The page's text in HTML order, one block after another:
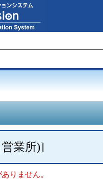
業所)]
りません。